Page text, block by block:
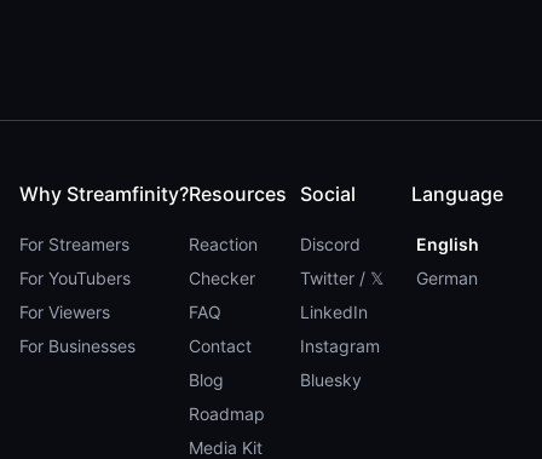
Why Streamfinity?
For Streamers
For YouTubers
For Viewers
For Businesses
Resources
Reaction
Checker
FAQ
Contact
Blog
Roadmap
Media Kit
Social
Discord
Twitter / 𝕏
LinkedIn
Instagram
Bluesky
Language
English
German